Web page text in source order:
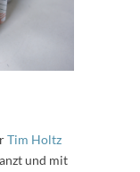
Tim Holtz
und mit